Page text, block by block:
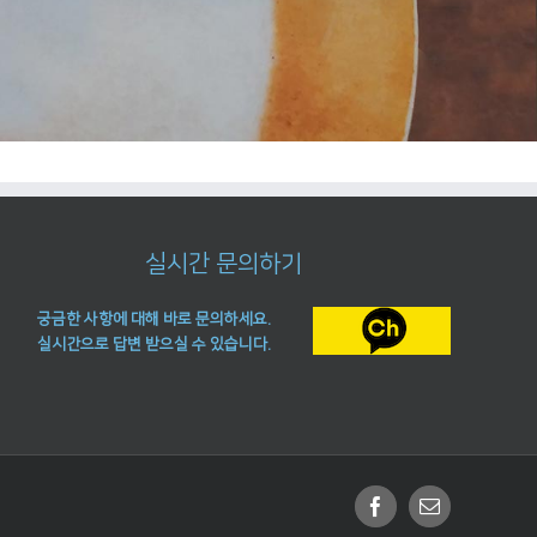
실시간 문의하기
궁금한 사항에 대해 바로 문의하세요.
실시간으로 답변 받으실 수 있습니다.
Facebook
Email